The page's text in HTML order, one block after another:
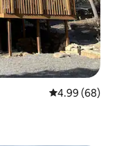
คะแนนเฉลี่ย
4.99 (68)